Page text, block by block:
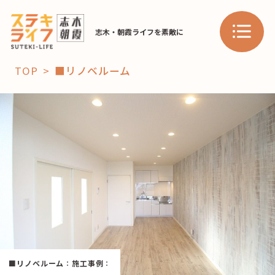
志木・朝霞ライフを素敵に
「コト」
暮らし
スポット 学び・教育
「場」
HAREL HAREL
TOP ■リノベルーム
■リノベルーム ：施工事例 ：